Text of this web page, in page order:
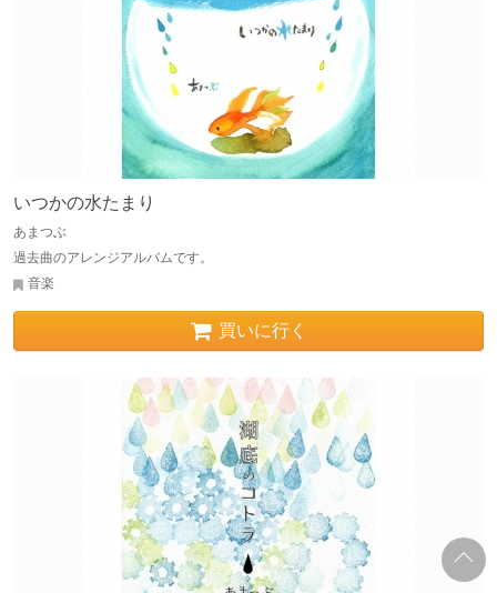
いつかの水たまり
あまつぶ
過去曲のアレンジアルバムです。
音楽
買いに行く